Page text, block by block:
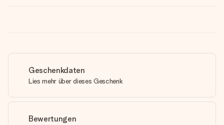
Geschenkdaten
Lies mehr über dieses Geschenk
Bewertungen